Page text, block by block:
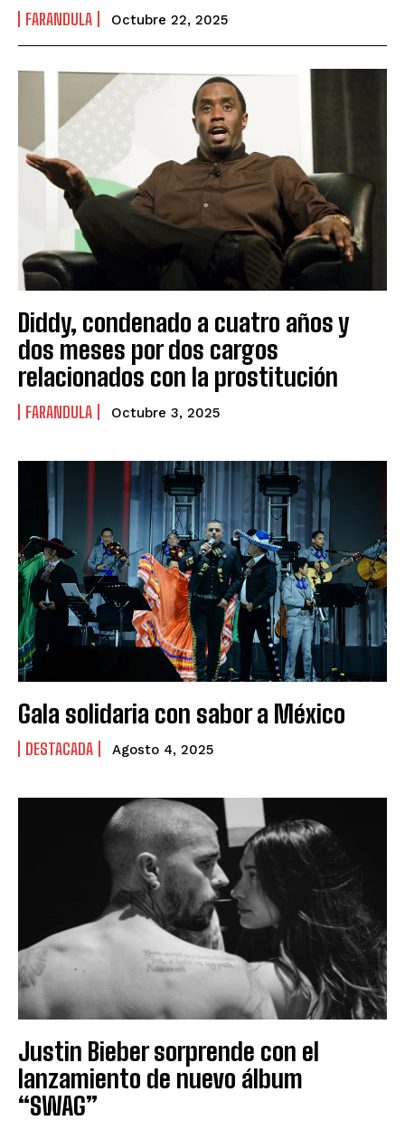
FARANDULA Octubre 22, 2025
Diddy, condenado a cuatro años y
dos meses por dos cargos
relacionados con la prostitución
FARANDULA Octubre 3, 2025
Gala solidaria con sabor a México
DESTACADA Agosto 4, 2025
Justin Bieber sorprende con el
lanzamiento de nuevo álbum
“SWAG”